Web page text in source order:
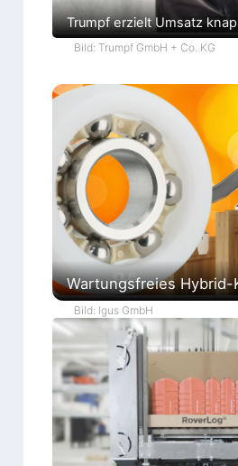
Trumpf erzielt Umsatz
Bild: Trumpf GmbH + Co. KG
Wartungsfreies Hybrid-
Bild: Igus GmbH